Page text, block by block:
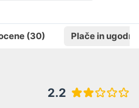
(30) Plače in
2.2